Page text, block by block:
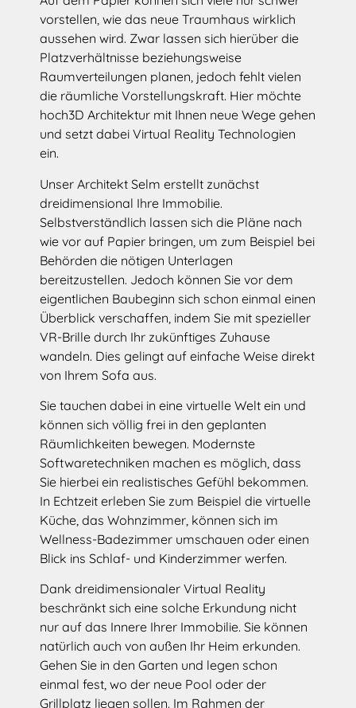
vorstellen, wie das neue Traumhaus wirklich
aussehen wird. Zwar lassen sich hierüber die
Platzverhältnisse beziehungsweise
Raumverteilungen planen, jedoch fehlt vielen
die räumliche Vorstellungskraft. Hier möchte
hoch3D Architektur mit Ihnen neue Wege gehen
und setzt dabei Virtual Reality Technologien
ein.
Unser Architekt Selm erstellt zunächst
dreidimensional Ihre Immobilie.
Selbstverständlich lassen sich die Pläne nach
wie vor auf Papier bringen, um zum Beispiel bei
Behörden die nötigen Unterlagen
bereitzustellen. Jedoch können Sie vor dem
eigentlichen Baubeginn sich schon einmal einen
Überblick verschaffen, indem Sie mit spezieller
VR-Brille durch Ihr zukünftiges Zuhause
wandeln. Dies gelingt auf einfache Weise direkt
von Ihrem Sofa aus.
Sie tauchen dabei in eine virtuelle Welt ein und
können sich völlig frei in den geplanten
Räumlichkeiten bewegen. Modernste
Softwaretechniken machen es möglich, dass
Sie hierbei ein realistisches Gefühl bekommen.
In Echtzeit erleben Sie zum Beispiel die virtuelle
Küche, das Wohnzimmer, können sich im
Wellness-Badezimmer umschauen oder einen
Blick ins Schlaf- und Kinderzimmer werfen.
Dank dreidimensionaler Virtual Reality
beschränkt sich eine solche Erkundung nicht
nur auf das Innere Ihrer Immobilie. Sie können
natürlich auch von außen Ihr Heim erkunden.
Gehen Sie in den Garten und legen schon
einmal fest, wo der neue Pool oder der
Grillplatz liegen sollen. Im Rahmen der